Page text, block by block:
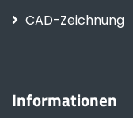
CAD-Zeichnung
Informationen